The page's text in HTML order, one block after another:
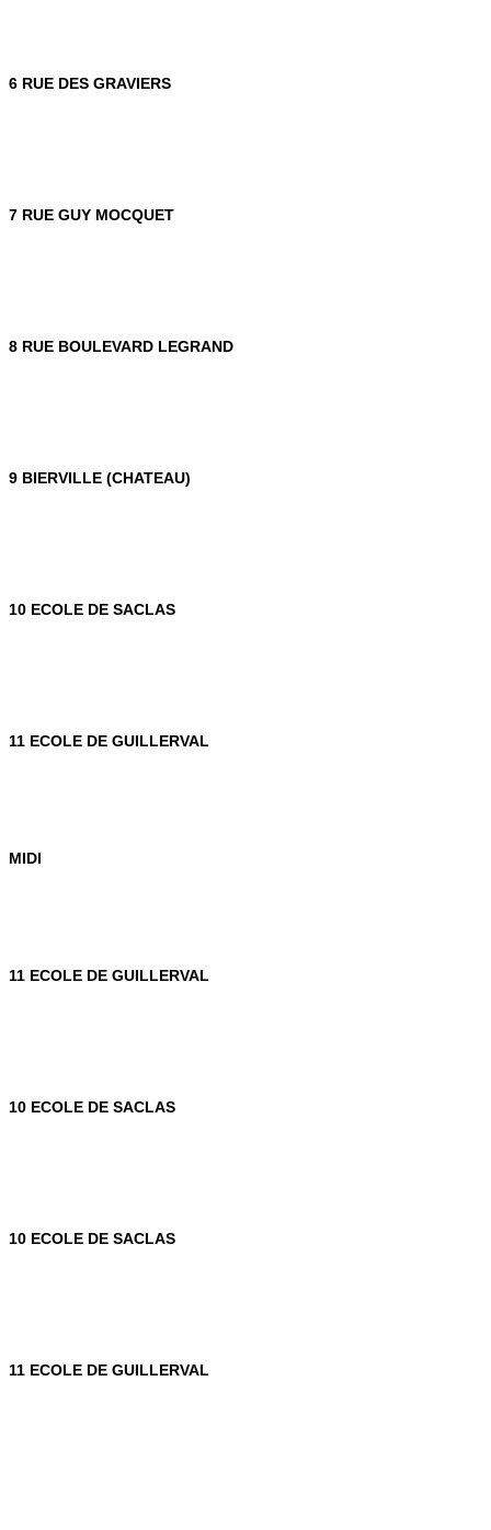
6 RUE DES GRAVIERS
7 RUE GUY MOCQUET
8 RUE BOULEVARD LEGRAND
9 BIERVILLE (CHATEAU)
10 ECOLE DE SACLAS
11 ECOLE DE GUILLERVAL
MIDI
11 ECOLE DE GUILLERVAL
10 ECOLE DE SACLAS
10 ECOLE DE SACLAS
11 ECOLE DE GUILLERVAL